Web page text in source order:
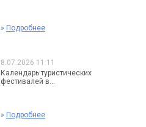
» Подробнее
8.07.2026 11:11
Календарь туристических
фестивалей в...
» Подробнее